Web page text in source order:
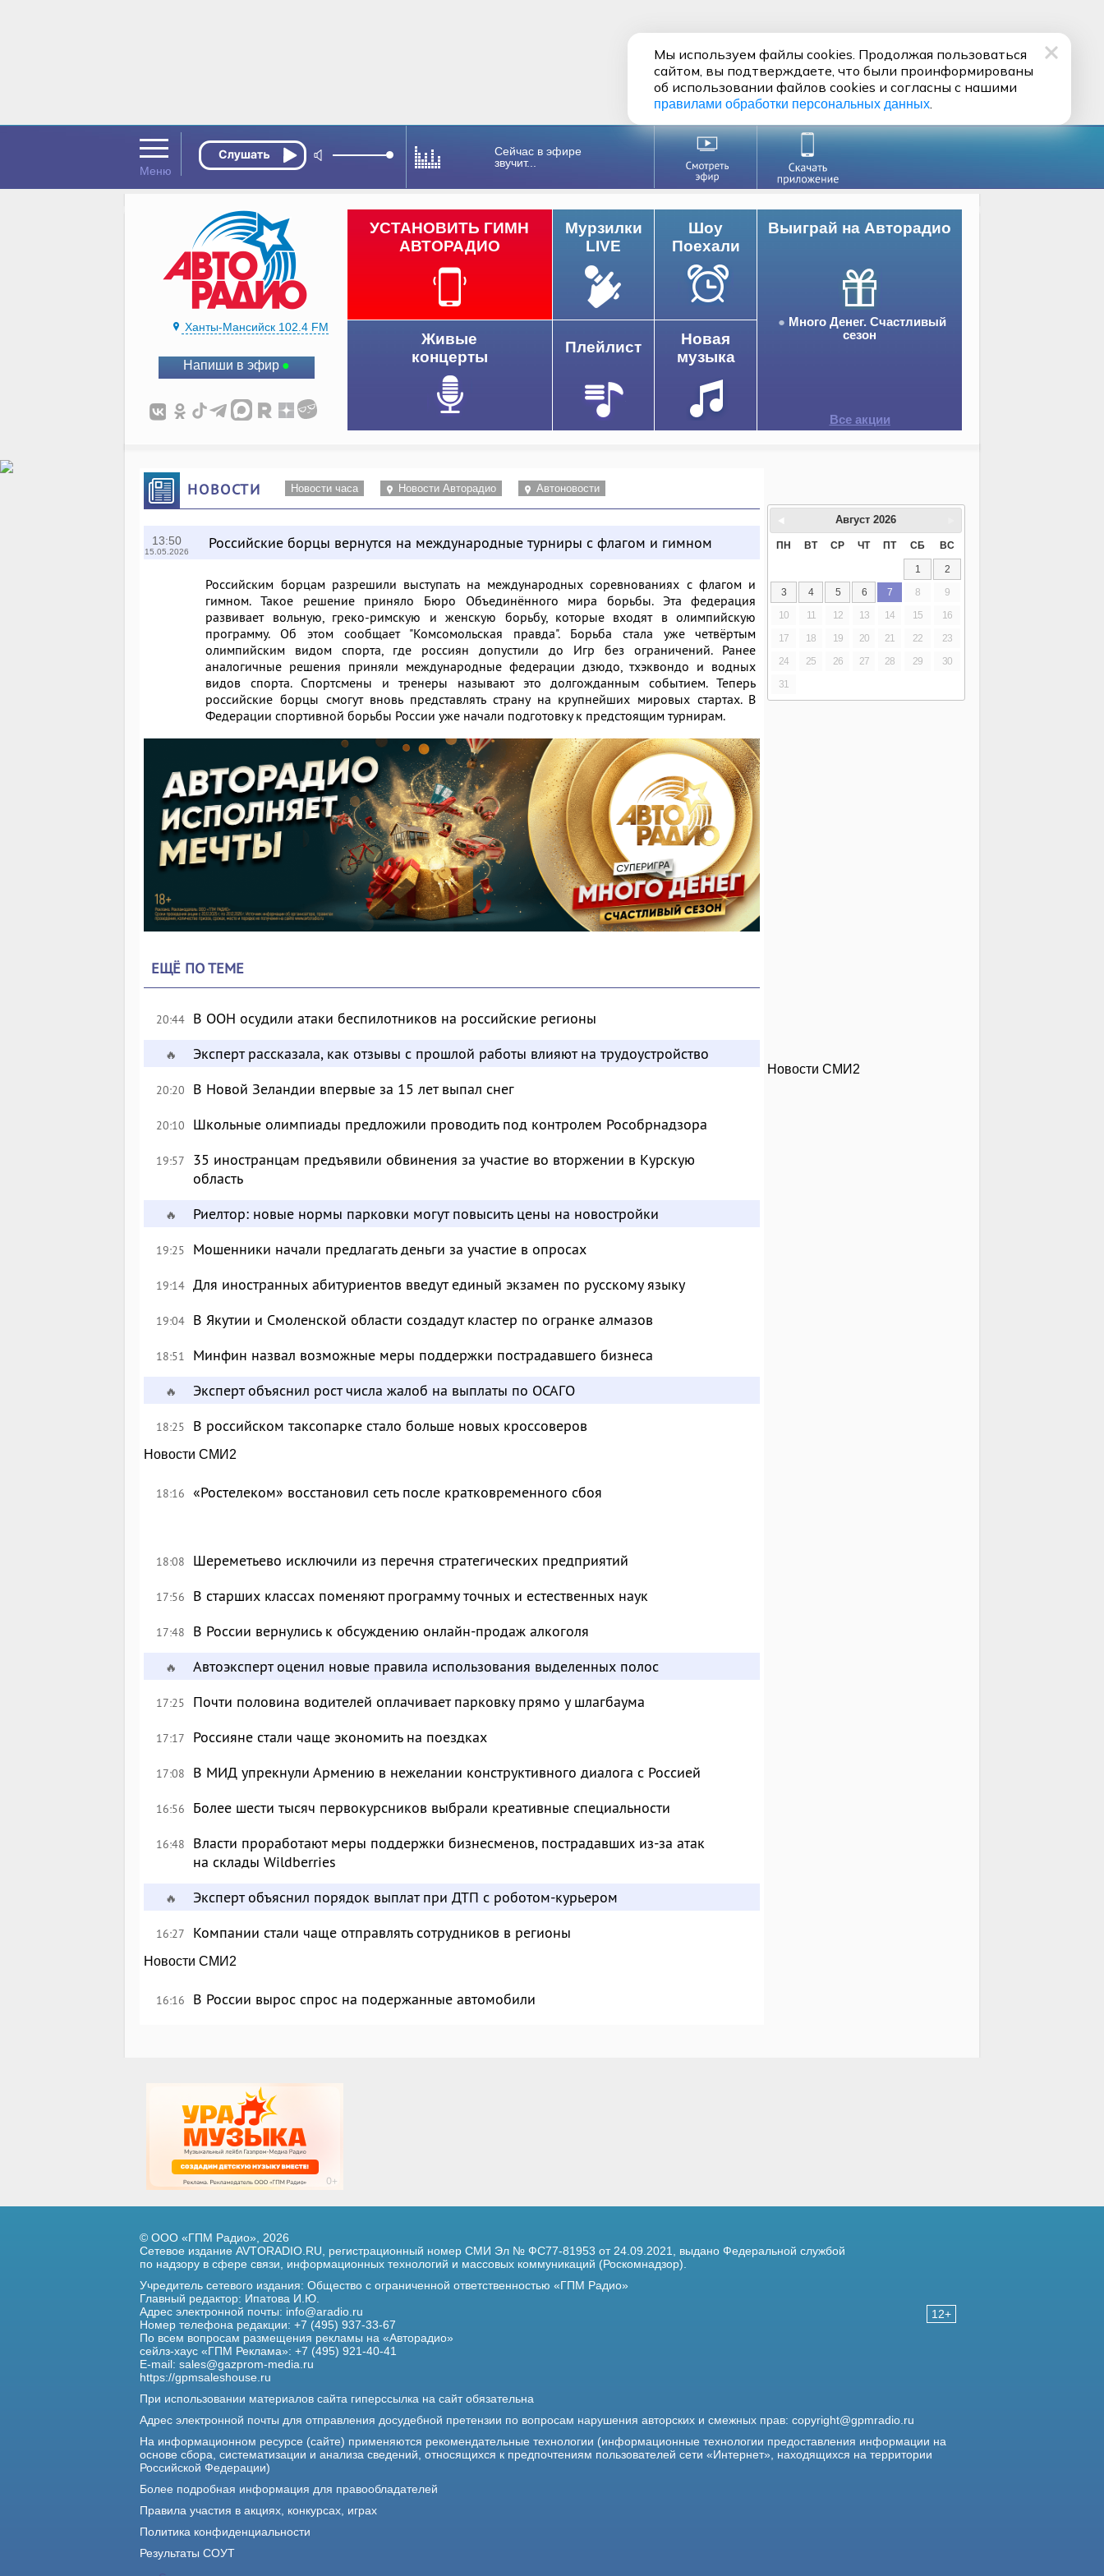
Сейчас в эфире
звучит...
Ханты-Мансийск 102.4 FM
Напиши в эфир
Выиграй на Авторадио
Много Денег. Счастливый
сезон
Все акции
УСТАНОВИТЬ ГИМН
АВТОРАДИО
Мурзилки
LIVE
Шоу
Поехали
Живые
концерты
Плейлист
Новая
музыка
НОВОСТИ Новости часа Новости Авторадио Автоновости
13:50
15.05.2026 Российские борцы вернутся на международные турниры с флагом и гимном
Российским борцам разрешили выступать на международных соревнованиях с флагом и
гимном. Такое решение приняло Бюро Объединённого мира борьбы. Эта федерация
развивает вольную, греко-римскую и женскую борьбу, которые входят в олимпийскую
программу. Об этом сообщает "Комсомольская правда". Борьба стала уже четвёртым
олимпийским видом спорта, где россиян допустили до Игр без ограничений. Ранее
аналогичные решения приняли международные федерации дзюдо, тхэквондо и водных
видов спорта. Спортсмены и тренеры называют это долгожданным событием. Теперь
российские борцы смогут вновь представлять страну на крупнейших мировых стартах. В
Федерации спортивной борьбы России уже начали подготовку к предстоящим турнирам.
ЕЩЁ ПО ТЕМЕ
20:44 В ООН осудили атаки беспилотников на российские регионы
🔥 Эксперт рассказала, как отзывы с прошлой работы влияют на трудоустройство
20:20 В Новой Зеландии впервые за 15 лет выпал снег
20:10 Школьные олимпиады предложили проводить под контролем Рособрнадзора
19:57
35 иностранцам предъявили обвинения за участие во вторжении в Курскую
область
🔥 Риелтор: новые нормы парковки могут повысить цены на новостройки
19:25 Мошенники начали предлагать деньги за участие в опросах
19:14 Для иностранных абитуриентов введут единый экзамен по русскому языку
19:04 В Якутии и Смоленской области создадут кластер по огранке алмазов
18:51 Минфин назвал возможные меры поддержки пострадавшего бизнеса
🔥 Эксперт объяснил рост числа жалоб на выплаты по ОСАГО
18:25 В российском таксопарке стало больше новых кроссоверов
Новости СМИ2
18:16 «Ростелеком» восстановил сеть после кратковременного сбоя
18:08 Шереметьево исключили из перечня стратегических предприятий
17:56 В старших классах поменяют программу точных и естественных наук
17:48 В России вернулись к обсуждению онлайн-продаж алкоголя
🔥 Автоэксперт оценил новые правила использования выделенных полос
17:25 Почти половина водителей оплачивает парковку прямо у шлагбаума
17:17 Россияне стали чаще экономить на поездках
17:08 В МИД упрекнули Армению в нежелании конструктивного диалога с Россией
16:56 Более шести тысяч первокурсников выбрали креативные специальности
16:48
Власти проработают меры поддержки бизнесменов, пострадавших из-за атак
на склады Wildberries
🔥 Эксперт объяснил порядок выплат при ДТП с роботом-курьером
16:27 Компании стали чаще отправлять сотрудников в регионы
Новости СМИ2
16:16 В России вырос спрос на подержанные автомобили
Август 2026
ПН ВТ СР ЧТ ПТ СБ ВС
1
2
3
4 5 6 7 8
9
10
11 12 13 14 15
16
17
18 19 20 21 22
23
24
25 26 27 28 29
30
31
Новости СМИ2
12+
© ООО «ГПМ Радио», 2026
Сетевое издание AVTORADIO.RU, регистрационный номер СМИ Эл № ФС77-81953 от 24.09.2021, выдано Федеральной службой
по надзору в сфере связи, информационных технологий и массовых коммуникаций (Роскомнадзор).
Учредитель сетевого издания: Общество с ограниченной ответственностью «ГПМ Радио»
Главный редактор: Ипатова И.Ю.
Адрес электронной почты: info@aradio.ru
Номер телефона редакции: +7 (495) 937-33-67
По всем вопросам размещения рекламы на «Авторадио»
сейлз-хаус «ГПМ Реклама»: +7 (495) 921-40-41
E-mail: sales@gazprom-media.ru
https://gpmsaleshouse.ru
При использовании материалов сайта гиперссылка на сайт обязательна
Адрес электронной почты для отправления досудебной претензии по вопросам нарушения авторских и смежных прав: copyright@gpmradio.ru
На информационном ресурсе (сайте) применяются рекомендательные технологии (информационные технологии предоставления информации на
основе сбора, систематизации и анализа сведений, относящихся к предпочтениям пользователей сети «Интернет», находящихся на территории
Российской Федерации)
Более подробная информация для правообладателей
Правила участия в акциях, конкурсах, играх
Политика конфиденциальности
Результаты СОУТ
Мы используем файлы cookies. Продолжая пользоваться
сайтом, вы подтверждаете, что были проинформированы
об использовании файлов cookies и согласны с нашими
правилами обработки персональных данных.